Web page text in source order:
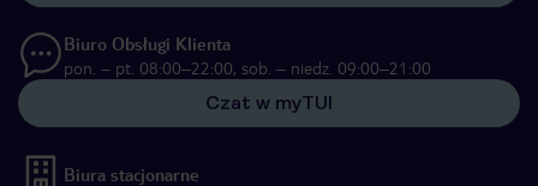
Biuro Obsługi Klienta
pon. – pt. 08:00–22:00, sob. – niedz. 09:00–21:00
Czat w myTUI
Biura stacjonarne